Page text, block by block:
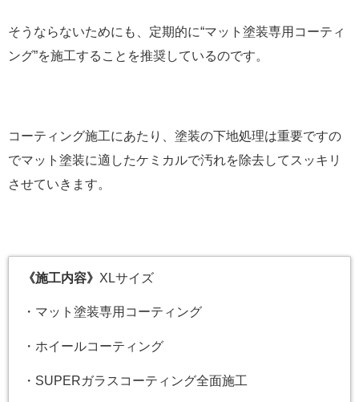
そうならないためにも、定期的に“マット塗装専用コーティ
ング”を施工することを推奨しているのです。
コーティング施工にあたり、塗装の下地処理は重要ですの
でマット塗装に適したケミカルで汚れを除去してスッキリ
させていきます。
《施工内容》 XLサイズ
・マット塗装専用コーティング
・ホイールコーティング
・SUPERガラスコーティング全面施工